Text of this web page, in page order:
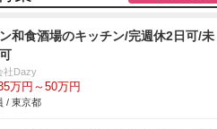
和食酒場のキッチン/完週休2日可/未
社Dazy
万円～50万円
/ 東京都